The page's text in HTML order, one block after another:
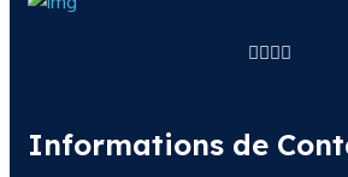
Informations de